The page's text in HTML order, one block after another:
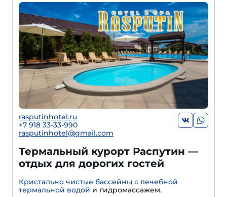
rasputinhotel.ru
+7 918 33-33-990
rasputinhotel@gmail.com
Термальный курорт Распутин —
отдых для дорогих гостей
Кристально чистые бассейны с лечебной
термальной водой и гидромассажем.